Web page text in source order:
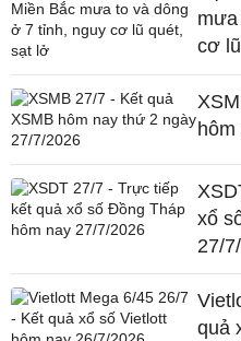
cơ
xổ
27/
quả